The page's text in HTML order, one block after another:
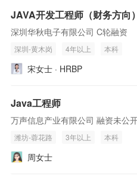
JAVA开发工程师（财务方向）
深圳华秋电子有限公司 C轮融资
深圳-黄木岗 4年以上 本科
宋女士 · HRBP
Java工程师
万声信息产业有限公司 融资未公
潍坊-蓉花路 3年以上 本科
周女士